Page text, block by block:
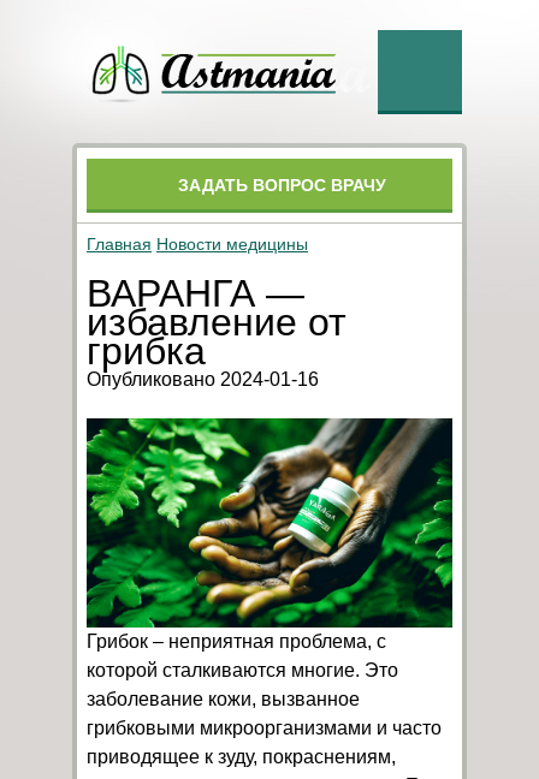
ЗАДАТЬ ВОПРОС ВРАЧУ
Главная Новости медицины
ВАРАНГА —
избавление от
грибка
Опубликовано 2024-01-16
Грибок – неприятная проблема, с
которой сталкиваются многие. Это
заболевание кожи, вызванное
грибковыми микроорганизмами и часто
приводящее к зуду, покраснениям,